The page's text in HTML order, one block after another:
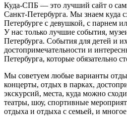
Куда-СПБ — это лучший сайт о
Санкт-Петербурга. Мы знаем куда
Петербурге с девушкой, с парнем
У нас только лучшие события,
Петербурга. События для детей и
достопримечательности и
Петербурга, которые обязательно
Мы советуем любые варианты
концерты, отдых в парках,
экскурсий, места, куда можно
театры, шоу, спортивные
отдыха и отдыха с семьей, и многое